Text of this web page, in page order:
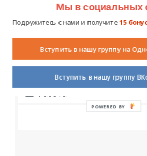
Работа
Мы в социальных
Подружитесь с нами и получите15
Вступить в нашу группу на
Вступить в нашу группу
POWERED BY